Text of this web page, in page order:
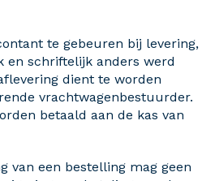
te gebeuren bij levering,
en schriftelijk anders werd
dient te worden
vrachtwagenbestuurder.
betaald aan de kas van
van een bestelling mag geen